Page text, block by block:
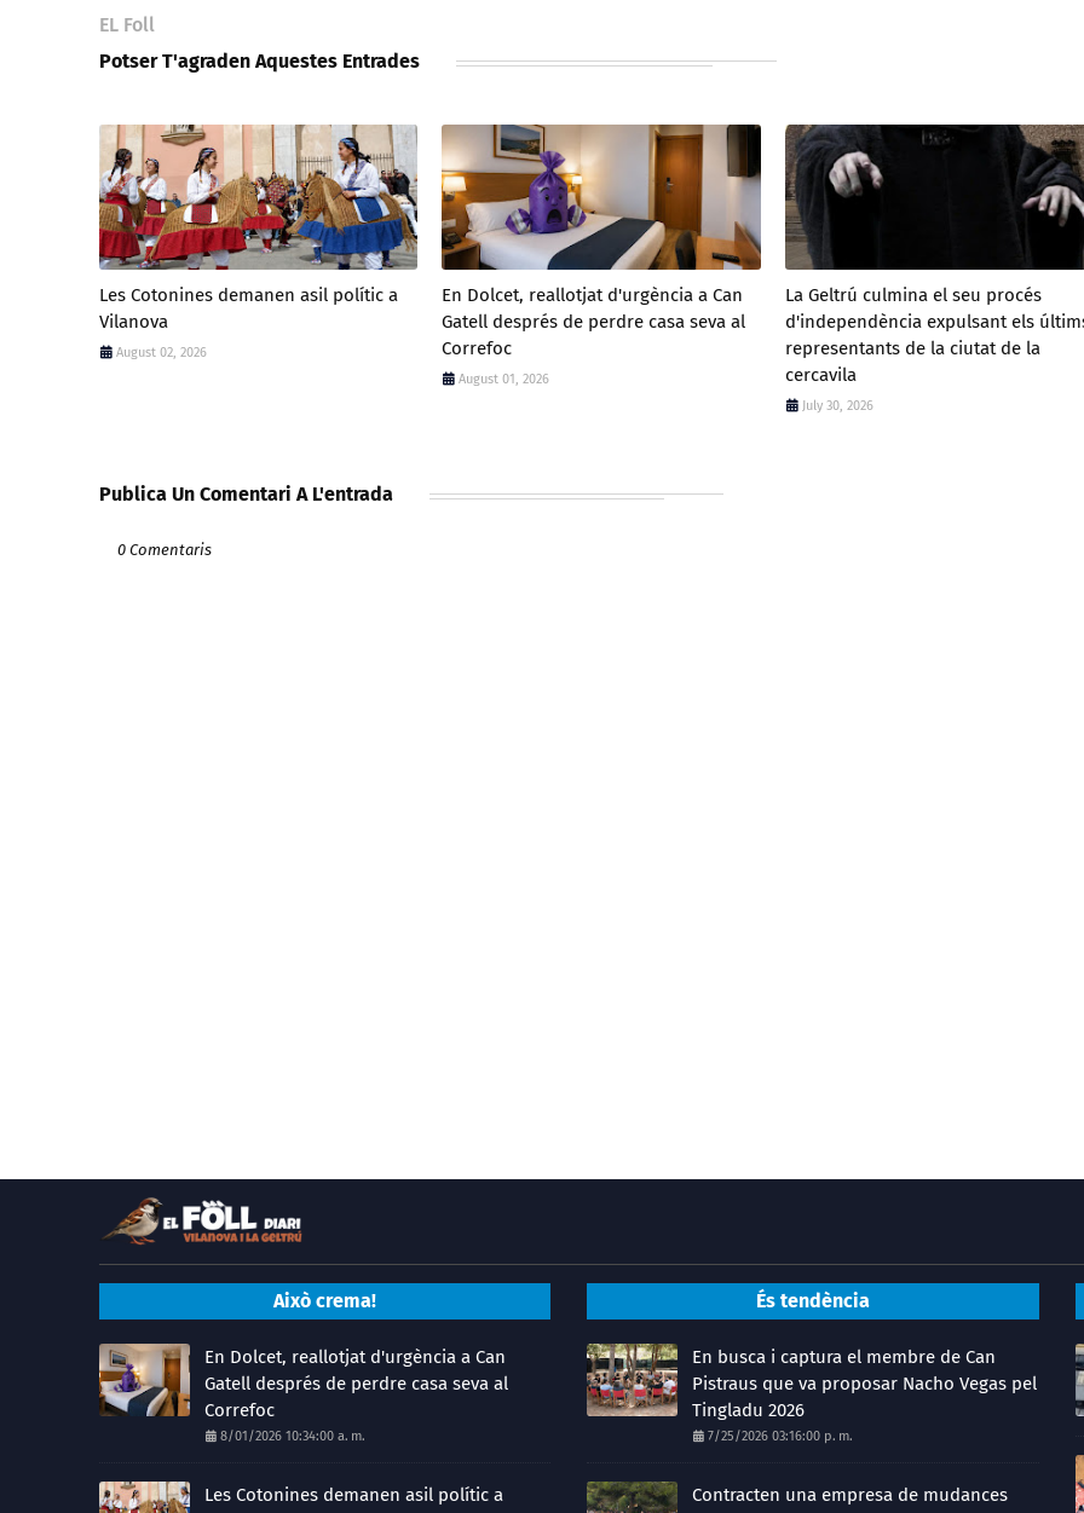
EL Foll
Potser T'agraden Aquestes Entrades
Les Cotonines demanen asil polític a
Vilanova
August 02, 2026
En Dolcet, reallotjat d'urgència a Can
Gatell després de perdre casa seva al
Correfoc
August 01, 2026
La Geltrú culmina el seu procés
d'independència expulsant els
representants de la ciutat de la
cercavila
July 30, 2026
Publica Un Comentari A L'entrada
0 Comentaris
Això crema!
En Dolcet, reallotjat d'urgència a Can
Gatell després de perdre casa seva al
Correfoc
8/01/2026 10:34:00 a. m.
Les Cotonines demanen asil polític a
És tendència
En busca i captura el membre de Can
Pistraus que va proposar Nacho Vegas pel
Tingladu 2026
7/25/2026 03:16:00 p. m.
Contracten una empresa de mudances